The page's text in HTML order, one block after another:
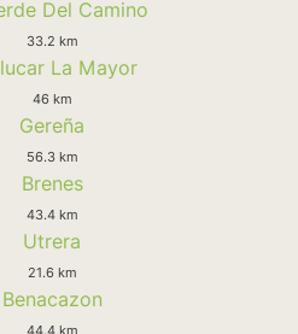
Del Camino
33.2 km
La Mayor
46 km
Gereña
56.3 km
Brenes
43.4 km
Utrera
21.6 km
Benacazon
44.4 km